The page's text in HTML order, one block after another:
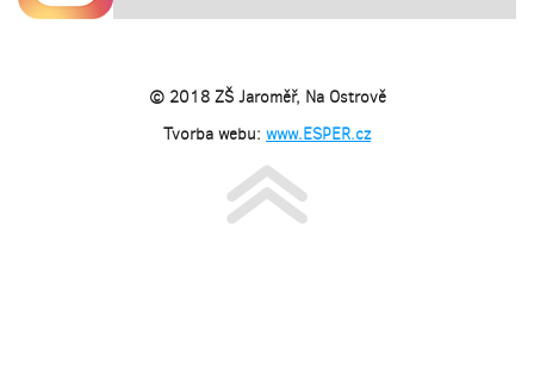
© 2018 ZŠ Jaroměř, Na Ostrově
Tvorba webu: www.ESPER.cz